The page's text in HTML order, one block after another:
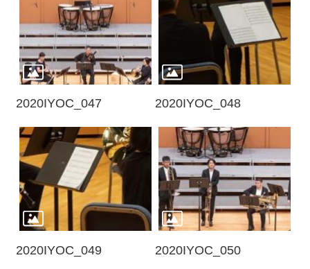
2020IYOC_047 2020IYOC_048
2020IYOC_049 2020IYOC_050